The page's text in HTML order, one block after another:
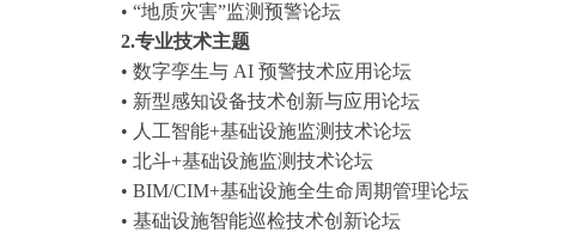
• “地质灾害”监测预警论坛
2.专业技术主题
• 数字孪生与 AI 预警技术应用论坛
• 新型感知设备技术创新与应用论坛
• 人工智能+基础设施监测技术论坛
• 北斗+基础设施监测技术论坛
• BIM/CIM+基础设施全生命周期管理论坛
• 基础设施智能巡检技术创新论坛